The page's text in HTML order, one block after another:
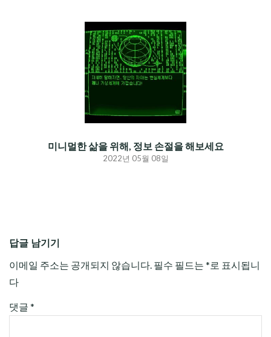
미니멀한 삶을 위해, 정보 손절을 해보세요
2022년 05월 08일
답글 남기기
이메일 주소는 공개되지 않습니다. 필수 필드는 * 로 표시됩니
다
댓글 *